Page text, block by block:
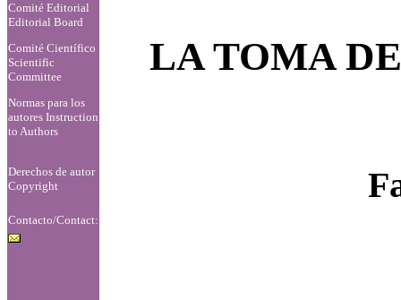
Comité Editorial
Editorial Board
Comité Científico
Scientific
Committee
Normas para los
autores Instruction
to Authors
Derechos de autor
Copyright
Contacto/Contact:
LA TOMA